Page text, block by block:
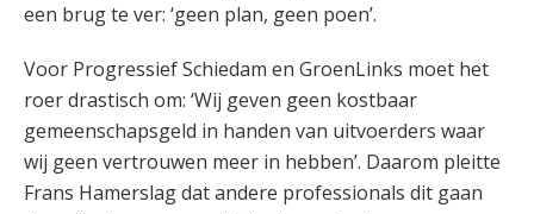
een brug te ver: ‘geen plan, geen poen’.
Voor Progressief Schiedam en GroenLinks moet het
roer drastisch om: ‘Wij geven geen kostbaar
gemeenschapsgeld in handen van uitvoerders waar
wij geen vertrouwen meer in hebben’. Daarom pleitte
Frans Hamerslag dat andere professionals dit gaan